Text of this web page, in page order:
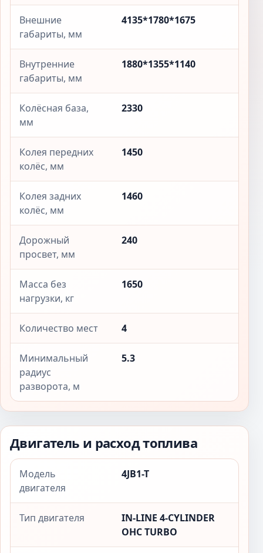
Внешние
габариты, мм
4135*1780*1675
Внутренние
габариты, мм
1880*1355*1140
Колёсная база,
мм
2330
Колея передних
колёс, мм
1450
Колея задних
колёс, мм
1460
Дорожный
просвет, мм
240
Масса без
нагрузки, кг
1650
Количество мест 4
Минимальный
радиус
разворота, м
5.3
Двигатель и расход топлива
Модель
двигателя
4JB1-T
Тип двигателя
IN-LINE 4-CYLINDER
OHC TURBO